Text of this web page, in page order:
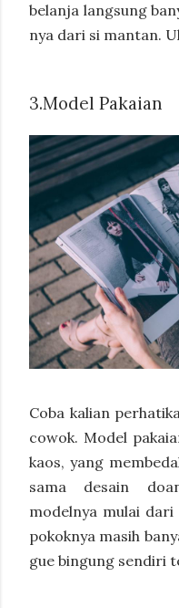
belanja langsung
nya dari si mantan.
3.Model Pakaian
Coba kalian
cowok. Model
kaos, yang
sama desain
modelnya mulai
pokoknya masih
gue bingung sendiri